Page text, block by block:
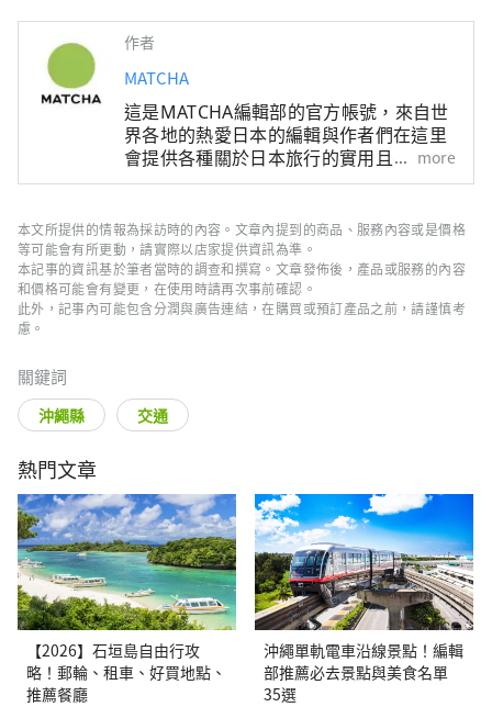
作者
MATCHA
這是MATCHA編輯部的官方帳號，來自世
界各地的熱愛日本的編輯與作者們在這里
會提供各種關於日本旅行的實用且有趣的
資訊。關於文章內容，也是由MATCHA編
富的旅遊情報後，根據這些資訊來撰寫文
章。
more
本文所提供的情報為採訪時的內容。文章內提到的商品、服務內容或是價格
等可能會有所更動，請實際以店家提供資訊為準。
本記事的資訊基於筆者當時的調查和撰寫。文章發佈後，產品或服務的內容
和價格可能會有變更，在使用時請再次事前確認。
此外，記事內可能包含分潤與廣告連結，在購買或預訂產品之前，請謹慎考
慮。
關鍵詞
沖繩縣 交通
熱門文章
【2026】石垣島自由行攻
略！郵輪、租車、好買地點、
推薦餐廳
沖繩單軌電車沿線景點！編輯
部推薦必去景點與美食名單
35選